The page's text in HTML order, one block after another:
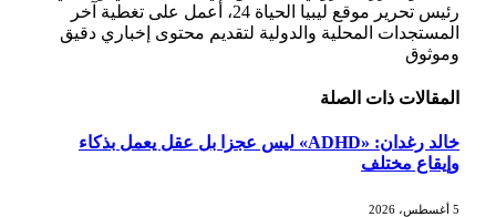
رئيس تحرير موقع ليبيا الحياة 24، أعمل على تغطية آخر
المستجدات المحلية والدولية لتقديم محتوى إخباري دقيق
وموثوق
المقالاتذات الصلة
خالد رغدان: «ADHD» ليس عجزا بل عقل يعمل بذكاء
وإيقاع مختلف